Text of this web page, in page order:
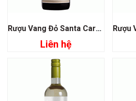
Rượu Vang Đỏ Santa Carolina Reserva De DE Familia Syrah
Liên hệ